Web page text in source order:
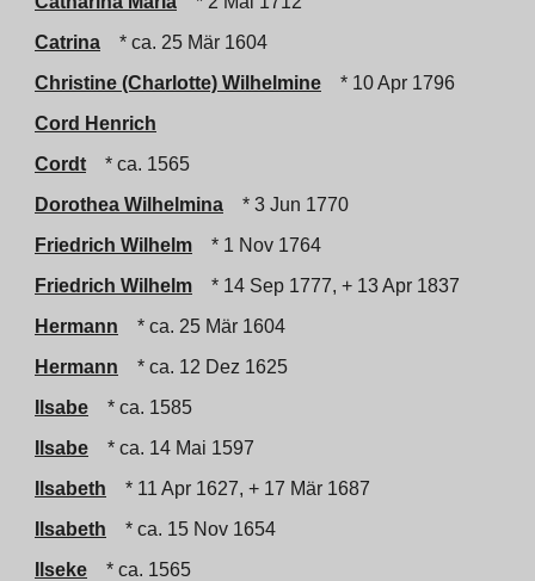
Catrina
* ca. 25 Mär 1604
Christine (Charlotte) Wilhelmine
* 10 Apr 1796
Cord Henrich
Cordt
* ca. 1565
Dorothea Wilhelmina
* 3 Jun 1770
Friedrich Wilhelm
* 1 Nov 1764
Friedrich Wilhelm
* 14 Sep 1777, + 13 Apr 1837
Hermann
* ca. 25 Mär 1604
Hermann
* ca. 12 Dez 1625
Ilsabe
* ca. 1585
Ilsabe
* ca. 14 Mai 1597
Ilsabeth
* 11 Apr 1627, + 17 Mär 1687
Ilsabeth
* ca. 15 Nov 1654
Ilseke
* ca. 1565